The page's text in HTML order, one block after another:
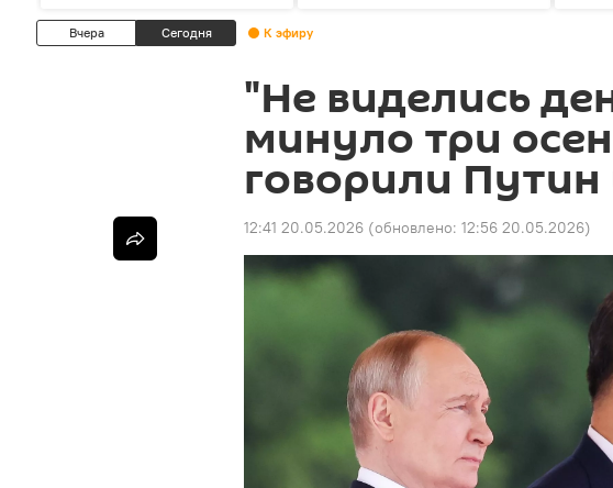
Вчера Сегодня К эфиру
"Не виделись
минуло три
говорили Путин
12:41 20.05.2026 (обновлено: 12:56 20.05.2026)